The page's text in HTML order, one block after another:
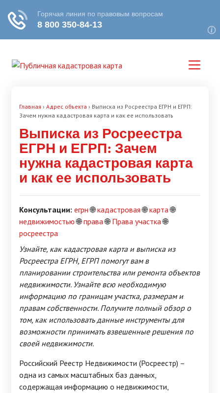
Главная › Адрес объекта › Выписка из Росреестра ЕГРН и ЕГРП:
Зачем нужна кадастровая карта и как ее использовать
Выписка из Росреестра
ЕГРН и ЕГРП: Зачем
нужна кадастровая карта
и как ее использовать
Консультации: егрн🌐кадастровая🌐карта🌐
недвижимостью🌐права🌐Права участка🌐
росреестра
Узнайте, как кадастровая карта и выписка из
Росреестра ЕГРН, ЕГРП помогут вам в
планировании строительства или ремонта объектов
недвижимости. Узнайте всю необходимую
информацию по границам участка, размерам и
правам собственности. Получите полный обзор о
том, как использовать данные инструменты для
возможности принимать взвешенные решения по
своей недвижимости.
Российский Реестр Недвижимости (Росреестр) –
одна из самых масштабных баз данных,
содержащая информацию о недвижимости,